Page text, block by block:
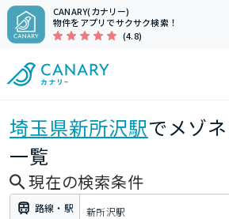
CANARY(カナリー)
物件をアプリでサクサク検索！
(4.8)
埼玉県新所沢駅でメゾ
一覧
現在の検索条件
路線・駅 新所沢駅